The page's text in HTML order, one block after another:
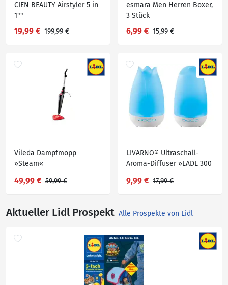
CIEN BEAUTY Airstyler 5 in
1""
19,99 € 199,99 €
esmara Men Herren Boxer,
3 Stück
6,99 € 15,99 €
Vileda Dampfmopp
»Steam«
49,99 € 59,99 €
LIVARNO® Ultraschall-
Aroma-Diffuser »LADL 300
9,99 € 17,99 €
Aktueller Lidl Prospekt Alle Prospekte von Lidl